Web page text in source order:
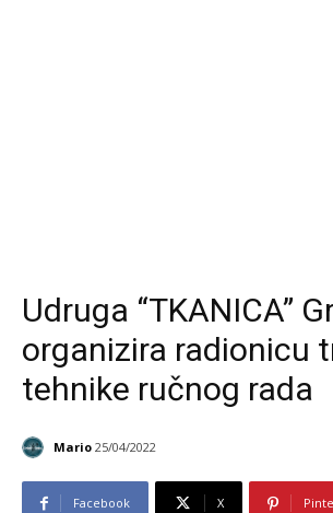
Udruga “TKANICA”
organizira radionicu
tehnike ručnog rada
Mario 25/04/2022
Facebook X